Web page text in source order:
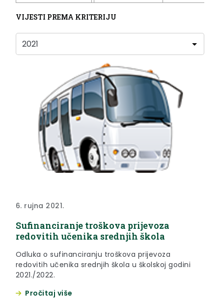
VIJESTI PREMA KRITERIJU
6. rujna 2021.
Sufinanciranje troškova prijevoza
redovitih učenika srednjih škola
Odluka o sufinanciranju troškova prijevoza
redovitih učenika srednjih škola u školskoj godini
2021./2022.
Pročitaj više